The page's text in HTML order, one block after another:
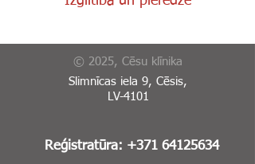
© 2025, Cēsu klīnika
Slimnīcas iela 9, Cēsis,
LV-4101
Reģistratūra: +371 64125634